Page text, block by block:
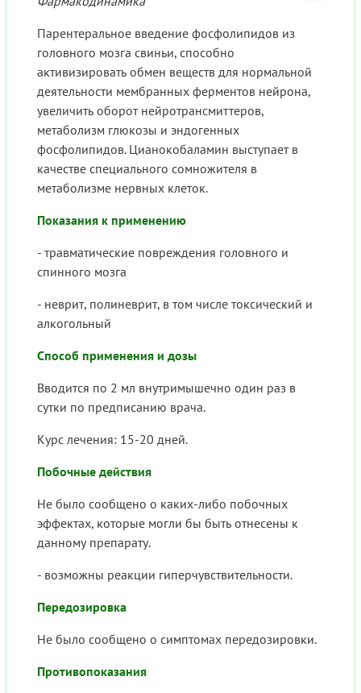
Парентеральное введение фосфолипидов из
головного мозга свиньи, способно
активизировать обмен веществ для нормальной
деятельности мембранных ферментов нейрона,
увеличить оборот нейротрансмиттеров,
метаболизм глюкозы и эндогенных
фосфолипидов. Цианокобаламин выступает в
качестве специального сомножителя в
метаболизме нервных клеток.
Показания к применению
- травматические повреждения головного и
спинного мозга
- неврит, полиневрит, в том числе токсический и
алкогольный
Способ применения и дозы
Вводится по 2 мл внутримышечно один раз в
сутки по предписанию врача.
Курс лечения: 15-20 дней.
Побочные действия
Не было сообщено о каких-либо побочных
эффектах, которые могли бы быть отнесены к
данному препарату.
- возможны реакции гиперчувствительности.
Передозировка
Не было сообщено о симптомах передозировки.
Противопоказания